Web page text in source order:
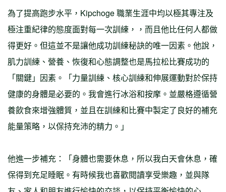
為了提高跑步水平，Kipchoge 職業生涯中均以極其專注及
極注重紀律的態度面對每一次訓練，，而且他比任何人都做
得更好。但這並不是讓他成功訓練秘訣的唯一因素。他說，
肌力訓練、營養、恢復和心態調整也是馬拉松比賽成功的
「關鍵」因素。「力量訓練、核心訓練和伸展運動對於保持
健康的身體是必要的。我會進行冰浴和按摩。並嚴格遵循營
養飲食來增強體質，並且在訓練和比賽中製定了良好的補充
能量策略，以保持充沛的精力。」
他進一步補充：「身體也需要休息，所以我白天會休息，確
保得到充足睡眠。有時候我也喜歡閱讀享受樂趣，並與隊